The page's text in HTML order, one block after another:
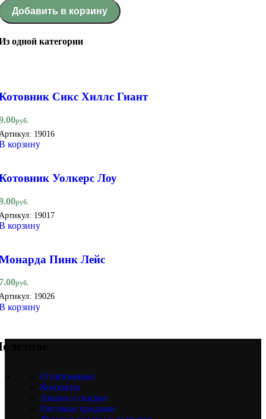
Добавить в корзину
одной категории
Сикс Хиллс Гиант
руб.
19016
корзину
Уолкерс Лоу
руб.
19017
корзину
Пинк Лейс
руб.
19026
корзину
О питомнике
Контакты
Акции и скидки
Оптовые продажи